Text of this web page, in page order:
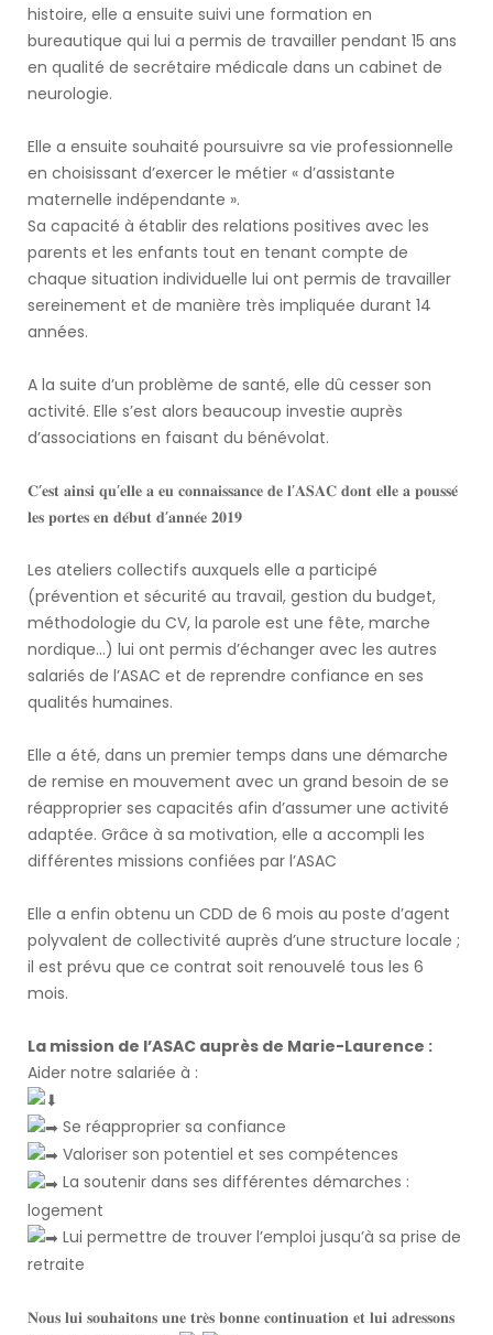
histoire, elle a ensuite suivi une formation en
bureautique qui lui a permis de travailler pendant 15 ans
en qualité de secrétaire médicale dans un cabinet de
neurologie.
Elle a ensuite souhaité poursuivre sa vie professionnelle
en choisissant d’exercer le métier « d’assistante
maternelle indépendante ».
Sa capacité à établir des relations positives avec les
parents et les enfants tout en tenant compte de
chaque situation individuelle lui ont permis de travailler
sereinement et de manière très impliquée durant 14
années.
A la suite d’un problème de santé, elle dû cesser son
activité. Elle s’est alors beaucoup investie auprès
d’associations en faisant du bénévolat.
𝐂’𝐞𝐬𝐭 𝐚𝐢𝐧𝐬𝐢 𝐪𝐮’𝐞𝐥𝐥𝐞 𝐚 𝐞𝐮 𝐜𝐨𝐧𝐧𝐚𝐢𝐬𝐬𝐚𝐧𝐜𝐞 𝐝𝐞 𝐥’𝐀𝐒𝐀𝐂 𝐝𝐨𝐧𝐭 𝐞𝐥𝐥𝐞 𝐚 𝐩𝐨𝐮𝐬𝐬𝐞́
𝐥𝐞𝐬 𝐩𝐨𝐫𝐭𝐞𝐬 𝐞𝐧 𝐝𝐞́𝐛𝐮𝐭 𝐝’𝐚𝐧𝐧𝐞́𝐞 𝟐𝟎𝟏𝟗
Les ateliers collectifs auxquels elle a participé
(prévention et sécurité au travail, gestion du budget,
méthodologie du CV, la parole est une fête, marche
nordique…) lui ont permis d’échanger avec les autres
salariés de l’ASAC et de reprendre confiance en ses
qualités humaines.
Elle a été, dans un premier temps dans une démarche
de remise en mouvement avec un grand besoin de se
réapproprier ses capacités afin d’assumer une activité
adaptée. Grâce à sa motivation, elle a accompli les
différentes missions confiées par l’ASAC
Elle a enfin obtenu un CDD de 6 mois au poste d’agent
polyvalent de collectivité auprès d’une structure locale ;
il est prévu que ce contrat soit renouvelé tous les 6
mois.
La mission de l’ASAC auprès de Marie-Laurence :
Aider notre salariée à :
Se réapproprier sa confiance
Valoriser son potentiel et ses compétences
La soutenir dans ses différentes démarches :
logement
Lui permettre de trouver l’emploi jusqu’à sa prise de
retraite
𝐍𝐨𝐮𝐬 𝐥𝐮𝐢 𝐬𝐨𝐮𝐡𝐚𝐢𝐭𝐨𝐧𝐬 𝐮𝐧𝐞 𝐭𝐫𝐞̀𝐬 𝐛𝐨𝐧𝐧𝐞 𝐜𝐨𝐧𝐭𝐢𝐧𝐮𝐚𝐭𝐢𝐨𝐧 𝐞𝐭 𝐥𝐮𝐢 𝐚𝐝𝐫𝐞𝐬𝐬𝐨𝐧𝐬